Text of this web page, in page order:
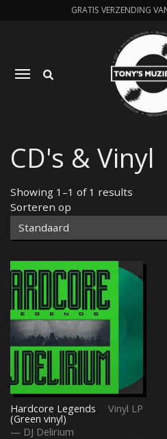
GRATIS VERZENDING
Toggle navigation
CD's & Vinyl
Showing 1–1 of 1 results
Sorteren op
Vinyl LP
Hardcore Legends
(Green vinyl)
— DJ Delirium